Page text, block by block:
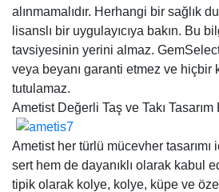
alınmamalıdır. Herhangi bir sağlık
lisanslı bir uygulayıcıya bakın. Bu
tavsiyesinin yerini almaz.
veya beyanı garanti etmez ve hiçbir
tutulamaz.
Ametist Değerli Taş ve Takı
Ametist her türlü mücevher
sert hem de dayanıklı olarak kabul
tipik olarak kolye, kolye, küpe ve